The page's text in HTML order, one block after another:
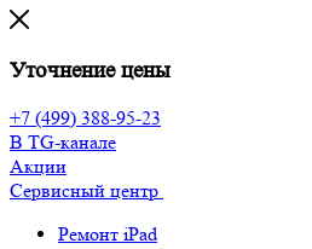
Уточнение цены
+7 (499) 388-95-23
В TG-канале
Акции
Сервисный центр
Ремонт iPad